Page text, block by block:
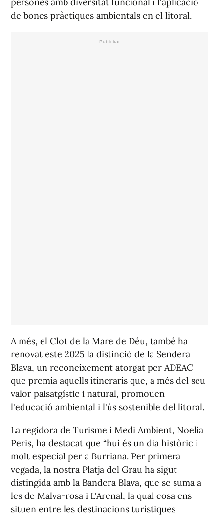
persones amb diversitat funcional i l'aplicació
de bones pràctiques ambientals en el litoral.
A més, el Clot de la Mare de Déu, també ha
renovat este 2025 la distinció de la Sendera
Blava, un reconeixement atorgat per ADEAC
que premia aquells itineraris que, a més del seu
valor paisatgístic i natural, promouen
l'educació ambiental i l'ús sostenible del litoral.
La regidora de Turisme i Medi Ambient, Noelia
Peris, ha destacat que “hui és un dia històric i
molt especial per a Burriana. Per primera
vegada, la nostra Platja del Grau ha sigut
distingida amb la Bandera Blava, que se suma a
les de Malva-rosa i L'Arenal, la qual cosa ens
situen entre les destinacions turístiques